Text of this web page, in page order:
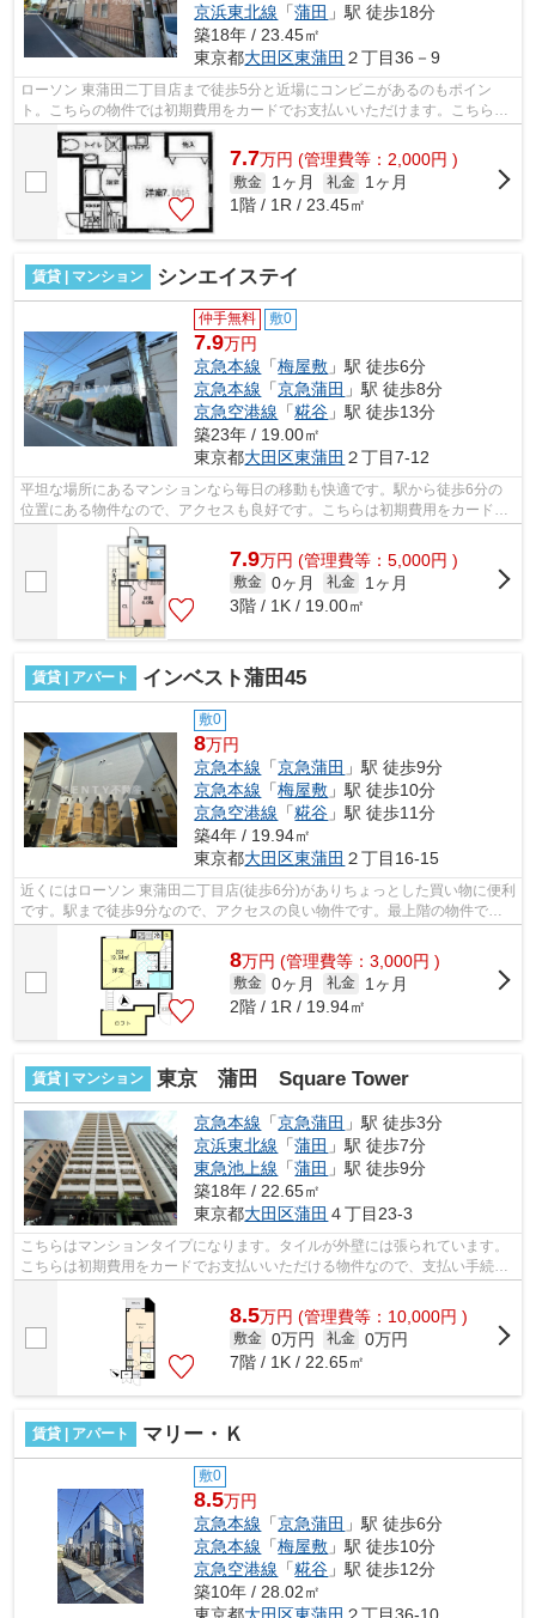
京浜東北線 「蒲田 」駅 徒歩18分
築18年 / 23.45㎡
東京都大田区東蒲田 ２丁目36－9
ローソン 東蒲田二丁目店まで徒歩5分と近場にコンビニがあるのもポイン
ト。こちらの物件では初期費用をカードでお支払いいただけます。こちらの
物件はアパートです。外観タイル張りの...
7.7万円 (管理費等：2,000円 )
敷金 1ヶ月 礼金
1ヶ月
1階 / 1R / 23.45㎡
賃貸 | マンション シンエイステイ
仲手無料 敷0
7.9万円
京急本線 「梅屋敷 」駅 徒歩6分
京急本線 「京急蒲田 」駅 徒歩8分
京急空港線 「糀谷 」駅 徒歩13分
築23年 / 19.00㎡
東京都大田区東蒲田 ２丁目7-12
平坦な場所にあるマンションなら毎日の移動も快適です。駅から徒歩6分の
位置にある物件なので、アクセスも良好です。こちらは初期費用をカードで
お支払いいただけるマンションです。こ...
7.9万円 (管理費等：5,000円 )
敷金 0ヶ月 礼金
1ヶ月
3階 / 1K / 19.00㎡
賃貸 | アパート インベスト蒲田45
敷0
8万円
京急本線 「京急蒲田 」駅 徒歩9分
京急本線 「梅屋敷 」駅 徒歩10分
京急空港線 「糀谷 」駅 徒歩11分
築4年 / 19.94㎡
東京都大田区東蒲田 ２丁目16-15
近くにはローソン 東蒲田二丁目店(徒歩6分)がありちょっとした買い物に便利
です。駅まで徒歩9分なので、アクセスの良い物件です。最上階の物件で
す。場所が平坦なのは、ランニングをす...
8万円 (管理費等：3,000円 )
敷金 0ヶ月 礼金
1ヶ月
2階 / 1R / 19.94㎡
賃貸 | マンション 東京 蒲田 Square Tower
京急本線 「京急蒲田 」駅 徒歩3分
京浜東北線 「蒲田 」駅 徒歩7分
東急池上線 「蒲田 」駅 徒歩9分
築18年 / 22.65㎡
東京都大田区蒲田 ４丁目23-3
こちらはマンションタイプになります。タイルが外壁には張られています。
こちらは初期費用をカードでお支払いいただける物件なので、支払い手続き
8.5万円 (管理費等：10,000円 )
敷金 0万円 礼金 0万円
7階 / 1K / 22.65㎡
賃貸 | アパート マリー・Ｋ
敷0
8.5万円
京急本線 「京急蒲田 」駅 徒歩6分
京急本線 「梅屋敷 」駅 徒歩10分
京急空港線 「糀谷 」駅 徒歩12分
築10年 / 28.02㎡